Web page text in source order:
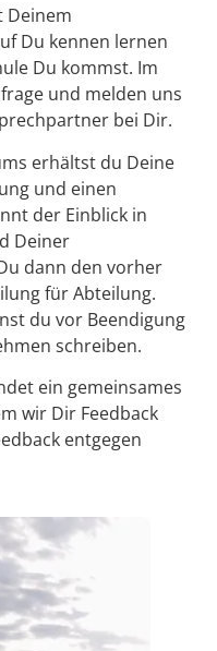
Deinem
Du kennen lernen
Du kommst. Im
und melden uns
bei Dir.
erhältst du Deine
und einen
der Einblick in
Deiner
dann den vorher
für Abteilung.
du vor Beendigung
schreiben.
ein gemeinsames
wir Dir Feedback
entgegen